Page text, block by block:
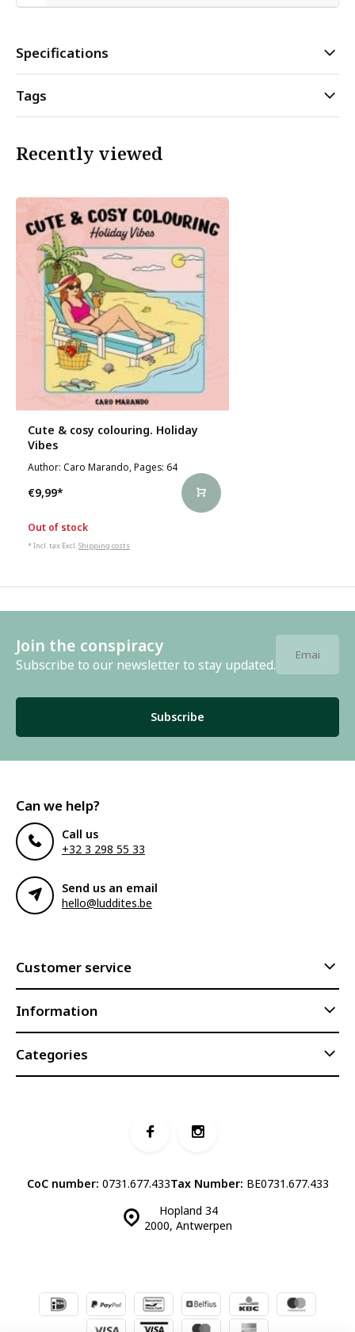
Specifications
Tags
Recently viewed
Cute & cosy colouring. Holiday
Vibes
Author: Caro Marando, Pages: 64
€9,99*
Out of stock
* Incl. tax Excl.Shipping costs
Join the conspiracy
Subscribe to our newsletter to stay updated.
Subscribe
Can we help?
Call us
+32 3 298 55 33
Send us an email
hello@luddites.be
Customer service
Information
Categories
Hopland 34
2000, Antwerpen
CoC number: 0731.677.433Tax Number: BE0731.677.433